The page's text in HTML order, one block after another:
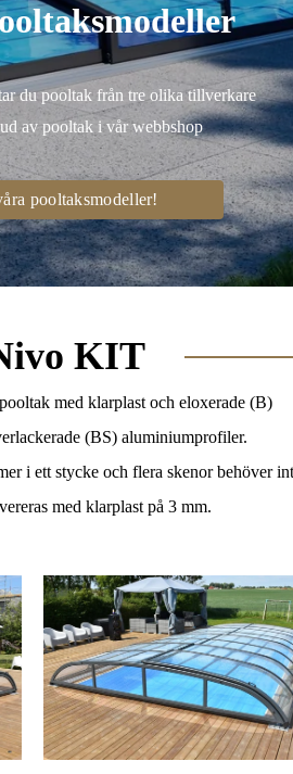
du pooltak från tre olika tillverkare
av pooltak i vår webbshop
pooltaksmodeller!
KIT
med klarplast och eloxerade (B)
(BS) aluminiumprofiler.
i ett stycke och flera skenor behöver
med klarplast på 3 mm.